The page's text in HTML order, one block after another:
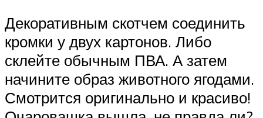
Декоративным скотчем соединить
кромки у двух картонов. Либо
склейте обычным ПВА. А затем
начините образ животного ягодами.
Смотрится оригинально и красиво!